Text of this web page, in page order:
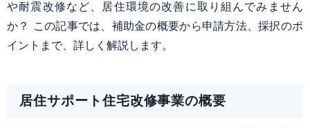
や耐震改修など、居住環境の改善に取り組んでみません
か？ この記事では、補助金の概要から申請方法、採択のポ
イントまで、詳しく解説します。
居住サポート住宅改修事業の概要